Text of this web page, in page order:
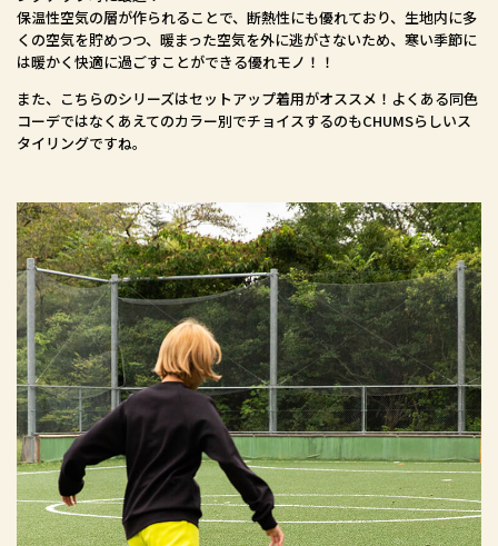
保温性空気の層が作られることで、断熱性にも優れており、生地内に多
くの空気を貯めつつ、暖まった空気を外に逃がさないため、寒い季節に
は暖かく快適に過ごすことができる優れモノ！！
また、こちらのシリーズはセットアップ着用がオススメ！よくある同色
コーデではなくあえてのカラー別でチョイスするのもCHUMSらしいス
タイリングですね。